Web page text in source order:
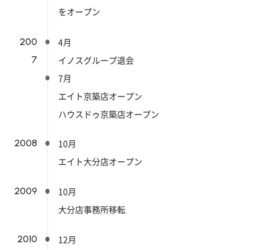
をオープン
200
7
4月
イノスグループ退会
7月
エイト京築店オープン
ハウスドゥ京築店オープン
2008
10月
エイト大分店オープン
2009
10月
大分店事務所移転
2010
12月